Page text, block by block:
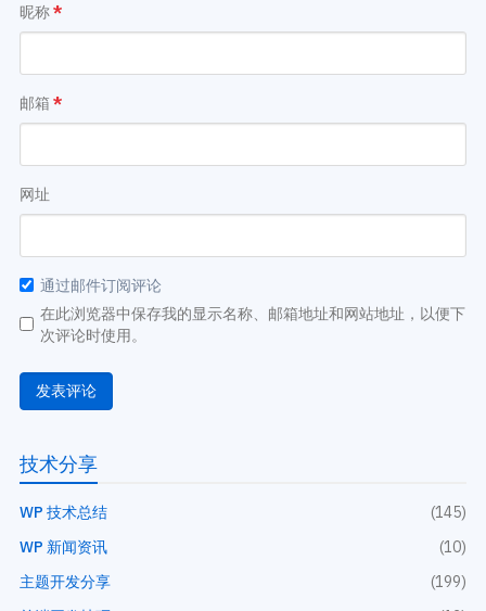
昵称*
邮箱 *
网址
通过邮件订阅评论
在此浏览器中保存我的显示名称、邮箱地址和网站地址，以便下
次评论时使用。
技术分享
WP 技术总结
(145)
WP 新闻资讯
(10)
主题开发分享
(199)